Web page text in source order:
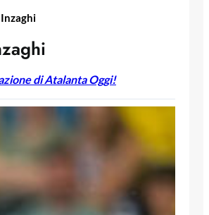
di Atalanta Oggi!